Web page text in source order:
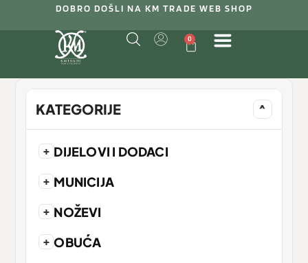
DOBRO DOŠLI NA KM TRADE WEB SHOP
0
KATEGORIJE ^
+ DIJELOVI I DODACI
+ MUNICIJA
+ NOŽEVI
+ OBUĆA